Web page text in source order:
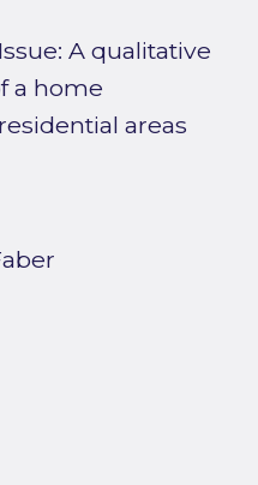
A qualitative
a home
areas